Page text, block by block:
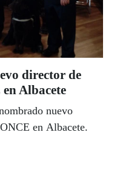
director de
Albacete
nuevo
en Albacete.